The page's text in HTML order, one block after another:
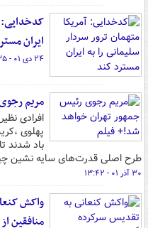
کدخدایی:
ایران
۲۴ دی ۰۱ - ۱۶:۳۵
مریم
افرادی
پهلوی
باد شدند
طرح اصلی قدرت‌های سایه نشین
۳۰ آذر ۰۱ - ۱۳:۴۲
واکش
منافقین